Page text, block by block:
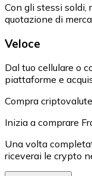
Con gli stessi soldi,
quotazione di
Veloce
Dal tuo cellulare o
piattaforme e
Compra criptovalute
Inizia a comprare
Una volta
riceverai le crypto